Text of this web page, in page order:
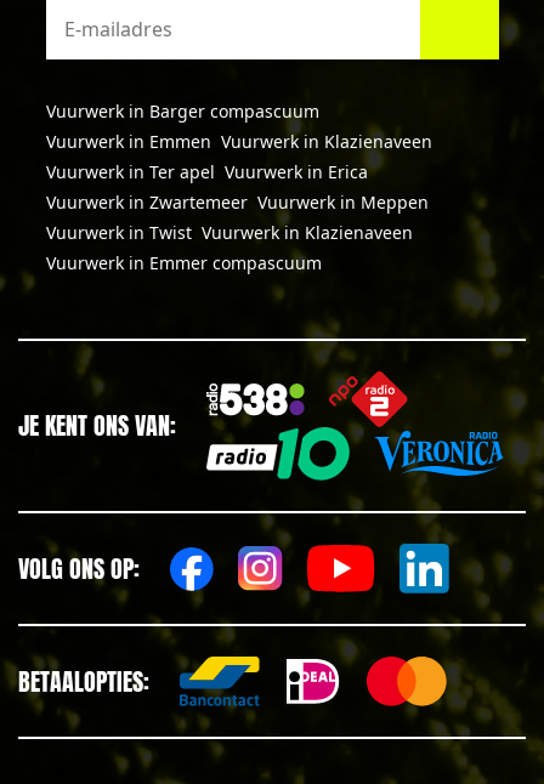
Vuurwerk in Barger compascuum
Vuurwerk in Emmen Vuurwerk in Klazienaveen
Vuurwerk in Ter apel Vuurwerk in Erica
Vuurwerk in Zwartemeer Vuurwerk in Meppen
Vuurwerk in Twist Vuurwerk in Klazienaveen
Vuurwerk in Emmer compascuum
JE KENT ONS VAN:
VOLG ONS OP:
BETAALOPTIES: